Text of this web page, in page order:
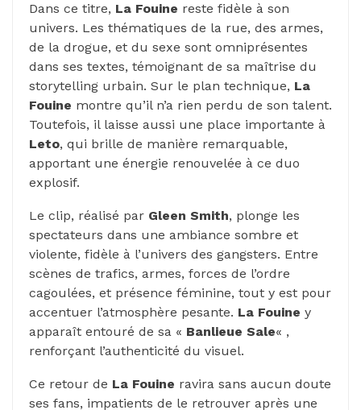
Dans ce titre, La Fouine reste fidèle à son
univers. Les thématiques de la rue, des armes,
de la drogue, et du sexe sont omniprésentes
dans ses textes, témoignant de sa maîtrise du
storytelling urbain. Sur le plan technique, La
Fouine montre qu’il n’a rien perdu de son talent.
Toutefois, il laisse aussi une place importante à
Leto, qui brille de manière remarquable,
apportant une énergie renouvelée à ce duo
explosif.
Le clip, réalisé par Gleen Smith, plonge les
spectateurs dans une ambiance sombre et
violente, fidèle à l’univers des gangsters. Entre
scènes de trafics, armes, forces de l’ordre
cagoulées, et présence féminine, tout y est pour
accentuer l’atmosphère pesante. La Fouine y
apparaît entouré de sa « Banlieue Sale« ,
renforçant l’authenticité du visuel.
Ce retour de La Fouine ravira sans aucun doute
ses fans, impatients de le retrouver après une